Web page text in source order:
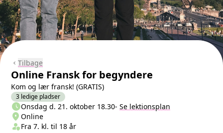
chevron_left Tilbage
Online Fransk for begyndere
Kom og lær fransk! (GRATIS)
3 ledige pladser
Næste lektion
scheduleOnsdag d. 21. oktober 18.30- Se lektionsplan
Sted/Adresse
location_on Online
Klasse/Aldersbegrænsning
person_shieldFra 7. kl. til 18 år